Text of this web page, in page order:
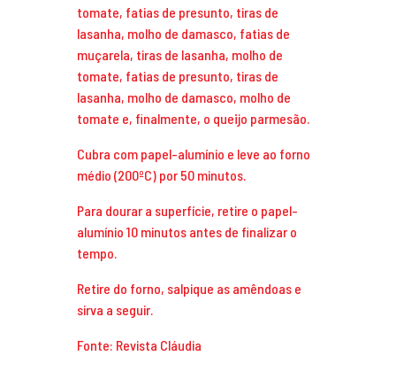
tomate, fatias de presunto, tiras de
lasanha, molho de damasco, fatias de
muçarela, tiras de lasanha, molho de
tomate, fatias de presunto, tiras de
lasanha, molho de damasco, molho de
tomate e, finalmente, o queijo parmesão.
Cubra com papel-alumínio e leve ao forno
médio (200ºC) por 50 minutos.
Para dourar a superfície, retire o papel-
alumínio 10 minutos antes de finalizar o
tempo.
Retire do forno, salpique as amêndoas e
sirva a seguir.
Fonte: Revista Cláudia